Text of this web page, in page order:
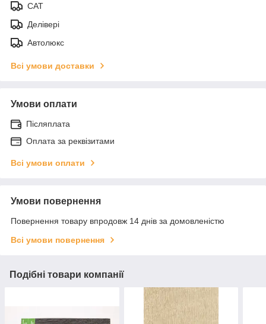
САТ
Делівері
Автолюкс
Всі умови доставки
Умови оплати
Післяплата
Оплата за реквізитами
Всі умови оплати
Умови повернення
Повернення товару впродовж 14 днів за домовленістю
Всі умови повернення
Подібні товари компанії